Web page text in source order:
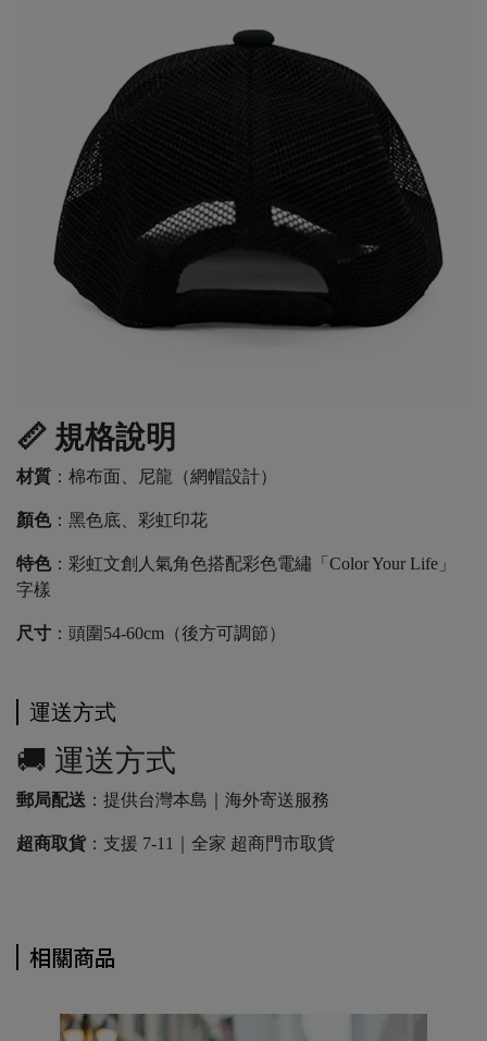
📏 規格說明
材質 ：棉布面、尼龍（網帽設計）
顏色：黑色底、彩虹印花
特色：彩虹文創人氣角色搭配彩色電繡「Color Your Life」
字樣
尺寸 ：頭圍54-60cm（後方可調節）
運送方式
🚚 運送方式
郵局配送 ：提供台灣本島｜海外寄送服務
超商取貨 ：支援 7-11｜全家 超商門市取貨
相關商品